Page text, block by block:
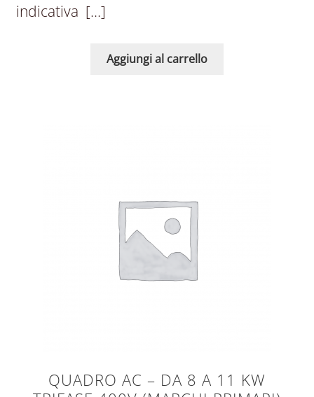
indicativa […]
Aggiungi al carrello
QUADRO AC – DA 8 A 11 KW